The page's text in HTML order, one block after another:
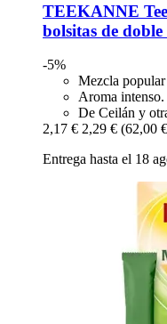
TEEKANNE
bolsitas de
-5%
Mezcla
Aroma intenso.
De Ceilán y
2,17 € 2,29 € (62,00
Entrega hasta el 18